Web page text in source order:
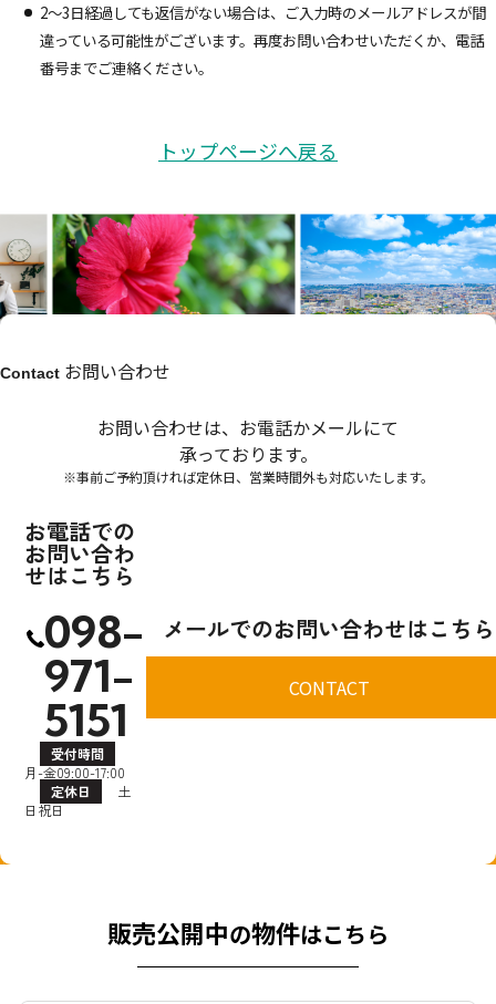
2〜3日経過しても返信がない場合は、ご入力時のメールアドレスが間
違っている可能性がございます。再度お問い合わせいただくか、電話
番号までご連絡ください。
トップページへ戻る
Contact お問い合わせ
お問い合わせは、お電話かメールにて
承っております。
※事前ご予約頂ければ定休日、営業時間外も対応いたします。
お電話での
お問い合わ
せはこちら
098-
971-
5151
受付時間
月-金09:00-17:00
定休日
土
日祝日
メールでのお問い合わせはこちら
CONTACT
販売公開中の物件はこちら